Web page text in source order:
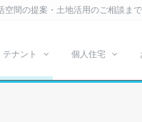
間の提案・土地活用のご相談ま
ナント 個人住宅